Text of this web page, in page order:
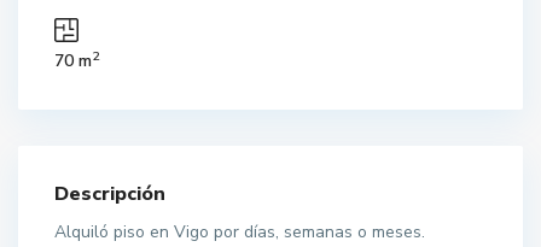
70 m2
Descripción
Alquiló piso en Vigo por días, semanas o meses.